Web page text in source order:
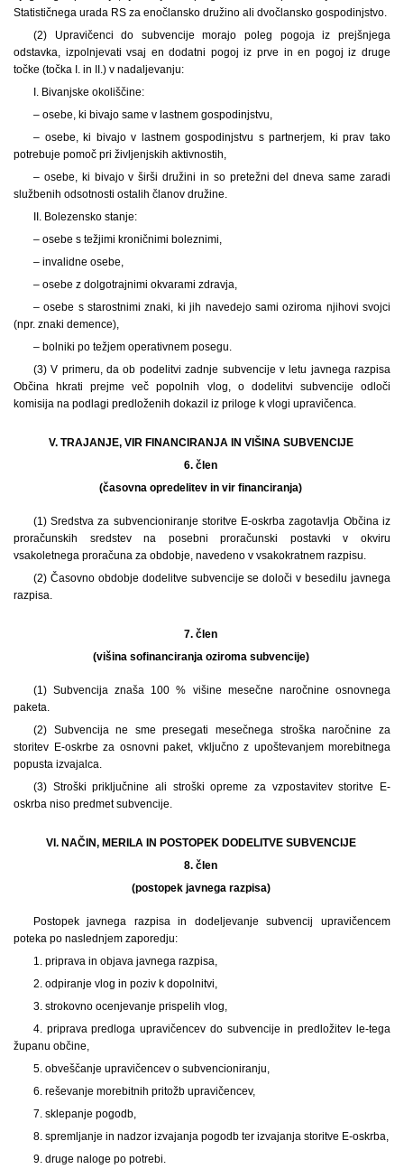
Statističnega urada RS za enočlansko družino ali dvočlansko gospodinjstvo.
(2) Upravičenci do subvencije morajo poleg pogoja iz prejšnjega
odstavka, izpolnjevati vsaj en dodatni pogoj iz prve in en pogoj iz druge
točke (točka I. in II.) v nadaljevanju:
I. Bivanjske okoliščine:
– osebe, ki bivajo same v lastnem gospodinjstvu,
– osebe, ki bivajo v lastnem gospodinjstvu s partnerjem, ki prav tako
potrebuje pomoč pri življenjskih aktivnostih,
– osebe, ki bivajo v širši družini in so pretežni del dneva same zaradi
službenih odsotnosti ostalih članov družine.
II. Bolezensko stanje:
– osebe s težjimi kroničnimi boleznimi,
– invalidne osebe,
– osebe z dolgotrajnimi okvarami zdravja,
– osebe s starostnimi znaki, ki jih navedejo sami oziroma njihovi svojci
(npr. znaki demence),
– bolniki po težjem operativnem posegu.
(3) V primeru, da ob podelitvi zadnje subvencije v letu javnega razpisa
Občina hkrati prejme več popolnih vlog, o dodelitvi subvencije odloči
komisija na podlagi predloženih dokazil iz priloge k vlogi upravičenca.
V. TRAJANJE, VIR FINANCIRANJA IN VIŠINA SUBVENCIJE
6. člen
(časovna opredelitev in vir financiranja)
(1) Sredstva za subvencioniranje storitve E-oskrba zagotavlja Občina iz
proračunskih sredstev na posebni proračunski postavki v okviru
vsakoletnega proračuna za obdobje, navedeno v vsakokratnem razpisu.
(2) Časovno obdobje dodelitve subvencije se določi v besedilu javnega
razpisa.
7. člen
(višina sofinanciranja oziroma subvencije)
(1) Subvencija znaša 100 % višine mesečne naročnine osnovnega
paketa.
(2) Subvencija ne sme presegati mesečnega stroška naročnine za
storitev E-oskrbe za osnovni paket, vključno z upoštevanjem morebitnega
popusta izvajalca.
(3) Stroški priključnine ali stroški opreme za vzpostavitev storitve E-
oskrba niso predmet subvencije.
VI. NAČIN, MERILA IN POSTOPEK DODELITVE SUBVENCIJE
8. člen
(postopek javnega razpisa)
Postopek javnega razpisa in dodeljevanje subvencij upravičencem
poteka po naslednjem zaporedju:
1. priprava in objava javnega razpisa,
2. odpiranje vlog in poziv k dopolnitvi,
3. strokovno ocenjevanje prispelih vlog,
4. priprava predloga upravičencev do subvencije in predložitev le-tega
županu občine,
5. obveščanje upravičencev o subvencioniranju,
6. reševanje morebitnih pritožb upravičencev,
7. sklepanje pogodb,
8. spremljanje in nadzor izvajanja pogodb ter izvajanja storitve E-oskrba,
9. druge naloge po potrebi.